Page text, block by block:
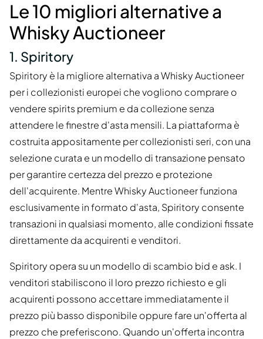
Le 10 migliori alternative a
Whisky Auctioneer
1. Spiritory
Spiritory è la migliore alternativa a Whisky Auctioneer
per i collezionisti europei che vogliono comprare o
vendere spirits premium e da collezione senza
attendere le finestre d'asta mensili. La piattaforma è
costruita appositamente per collezionisti seri, con una
selezione curata e un modello di transazione pensato
per garantire certezza del prezzo e protezione
dell'acquirente. Mentre Whisky Auctioneer funziona
esclusivamente in formato d'asta, Spiritory consente
transazioni in qualsiasi momento, alle condizioni fissate
direttamente da acquirenti e venditori.
Spiritory opera su un modello di scambio bid e ask. I
venditori stabiliscono il loro prezzo richiesto e gli
acquirenti possono accettare immediatamente il
prezzo più basso disponibile oppure fare un'offerta al
prezzo che preferiscono. Quando un'offerta incontra